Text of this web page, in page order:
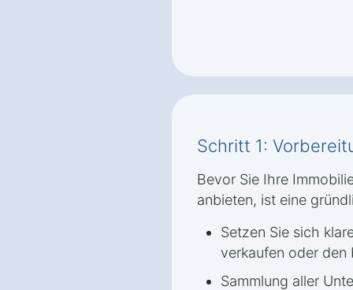
Schritt 1:
Bevor Sie Ihre
anbieten, ist eine
Setzen Sie sich
verkaufen oder den
Sammlung aller